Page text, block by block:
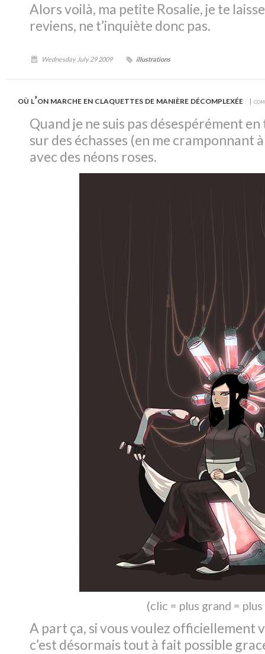
Alors voilà, ma petite Rosalie, je te
reviens, ne t’inquiète donc pas.
Wednesday July 29 2009 illustrations
où l’on marche en claquettes de manière décomplexée |
Quand je ne suis pas désespérément
sur des échasses (en me cramponnant
avec des néons roses.
(clic = plus grand =
A part ça, si vous voulez officiellement
c’est désormais tout à fait possible